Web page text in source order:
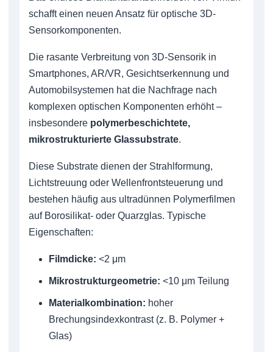
schafft einen neuen Ansatz für optische 3D-
Sensorkomponenten.
Die rasante Verbreitung von 3D-Sensorik in
Smartphones, AR/VR, Gesichtserkennung und
Automobilsystemen hat die Nachfrage nach
komplexen optischen Komponenten erhöht –
insbesondere polymerbeschichtete,
mikrostrukturierte Glassubstrate.
Diese Substrate dienen der Strahlformung,
Lichtstreuung oder Wellenfrontsteuerung und
bestehen häufig aus ultradünnen Polymerfilmen
auf Borosilikat- oder Quarzglas. Typische
Eigenschaften:
Filmdicke: <2 μm
Mikrostrukturgeometrie: <10 μm Teilung
Materialkombination: hoher
Brechungsindexkontrast (z. B. Polymer +
Glas)